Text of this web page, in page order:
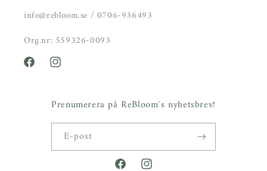
info@rebloom.se / 0706-936493
Org.nr: 559326-0093
FacebookInstagram
Prenumerera på ReBloom´s nyhetsbrev!
E-post